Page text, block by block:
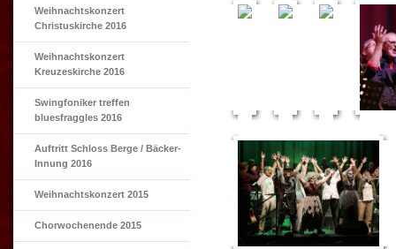
Weihnachtskonzert
Christuskirche 2016
Weihnachtskonzert
Kreuzeskirche 2016
Swingfoniker treffen
bluesfraggles 2016
Auftritt Schloss Berge / Bäcker-
Innung 2016
Weihnachtskonzert 2015
Chorwochenende 2015